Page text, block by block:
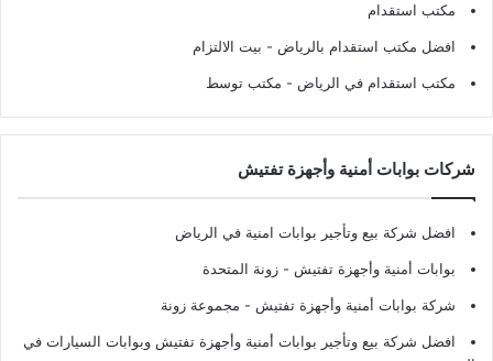
مكتب استقدام
افضل مكتب استقدام بالرياض - بيت الالتزام
مكتب استقدام في الرياض - مكتب توسط
شركات بوابات أمنية وأجهزة تفتيش
افضل شركة بيع وتأجير بوابات امنية في الرياض
بوابات أمنية وأجهزة تفتيش - زونة المتحدة
شركة بوابات أمنية وأجهزة تفتيش - مجموعة زونة
افضل شركة بيع وتأجير بوابات أمنية وأجهزة تفتيش وبوابات السيارات في